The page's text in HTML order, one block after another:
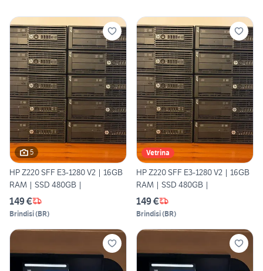
5
HP Z220 SFF E3-1280 V2 | 16GB
RAM | SSD 480GB |
149 €
Brindisi(BR)
Vetrina
HP Z220 SFF E3-1280 V2 | 16GB
RAM | SSD 480GB |
149 €
Brindisi(BR)